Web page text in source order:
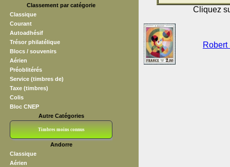
Classement par catégorie
Classique
Courant
Autoadhésif
Trésor philatélique
Blocs / souvenirs
Aérien
Préoblitérés
Service (timbres de)
Taxe (timbres)
Colis
Bloc CNEP
Autre Catégories
Timbres moins connus
Andorre
Classique
Aérien
Cliquez